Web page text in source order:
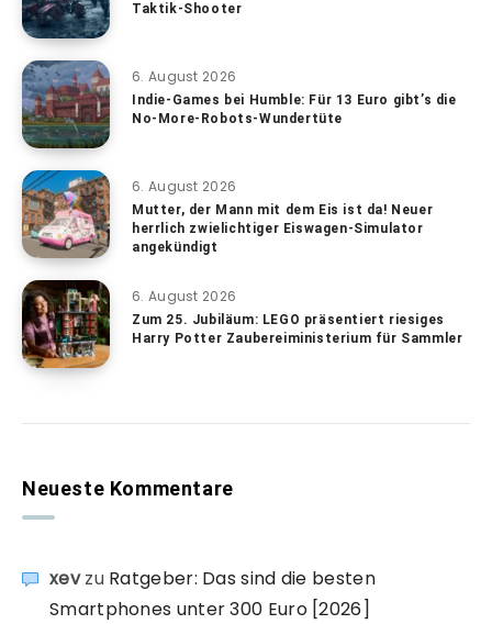
Taktik-Shooter
6. August 2026
Indie-Games bei Humble: Für 13 Euro gibt’s die
No-More-Robots-Wundertüte
6. August 2026
Mutter, der Mann mit dem Eis ist da! Neuer
herrlich zwielichtiger Eiswagen-Simulator
angekündigt
6. August 2026
Zum 25. Jubiläum: LEGO präsentiert riesiges
Harry Potter Zaubereiministerium für Sammler
Neueste Kommentare
xevzu Ratgeber: Das sind die besten
Smartphones unter 300 Euro [2026]